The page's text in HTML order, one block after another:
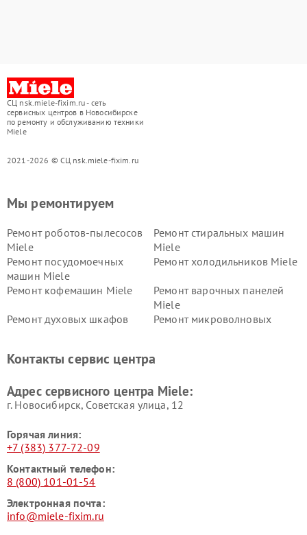
СЦ nsk.miele-fixim.ru - сеть
сервисных центров в Новосибирске
по ремонту и обслуживанию техники
Miele
2021-2026 © СЦ nsk.miele-fixim.ru
Мы ремонтируем
Ремонт роботов-пылесосов
Miele
Ремонт стиральных машин
Miele
Ремонт посудомоечных
машин Miele
Ремонт холодильников Miele
Ремонт кофемашин Miele
Ремонт варочных панелей
Miele
Ремонт духовых шкафов
Ремонт микроволновых
Miele
Miele
пылесосов Miele
Контакты сервис центра
Адрес сервисного центра Miele:
г. Новосибирск, Советская улица, 12
Горячая линия:
+7 (383) 377-72-09
Контактный телефон:
8 (800) 101-01-54
Электронная почта:
info@miele-fixim.ru